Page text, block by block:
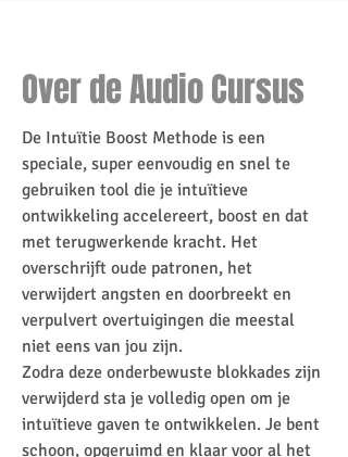
Over de Audio Cursus
De Intuïtie Boost Methode is een
speciale, super eenvoudig en snel te
gebruiken tool die je intuïtieve
ontwikkeling accelereert, boost en dat
met terugwerkende kracht. Het
overschrijft oude patronen, het
verwijdert angsten en doorbreekt en
verpulvert overtuigingen die meestal
niet eens van jou zijn.
Zodra deze onderbewuste blokkades zijn
verwijderd sta je volledig open om je
intuïtieve gaven te ontwikkelen. Je bent
schoon, opgeruimd en klaar voor al het